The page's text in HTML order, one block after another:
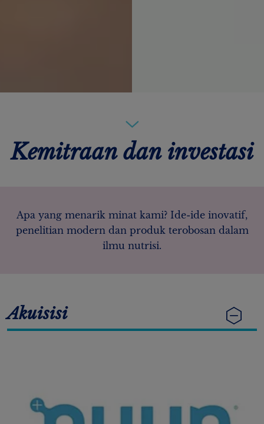
Kemitraan dan investasi
Apa yang menarik minat kami? Ide-ide inovatif,
penelitian modern dan produk terobosan dalam
ilmu nutrisi.
Akuisisi